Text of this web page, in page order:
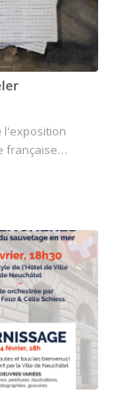
l'exposition
française…